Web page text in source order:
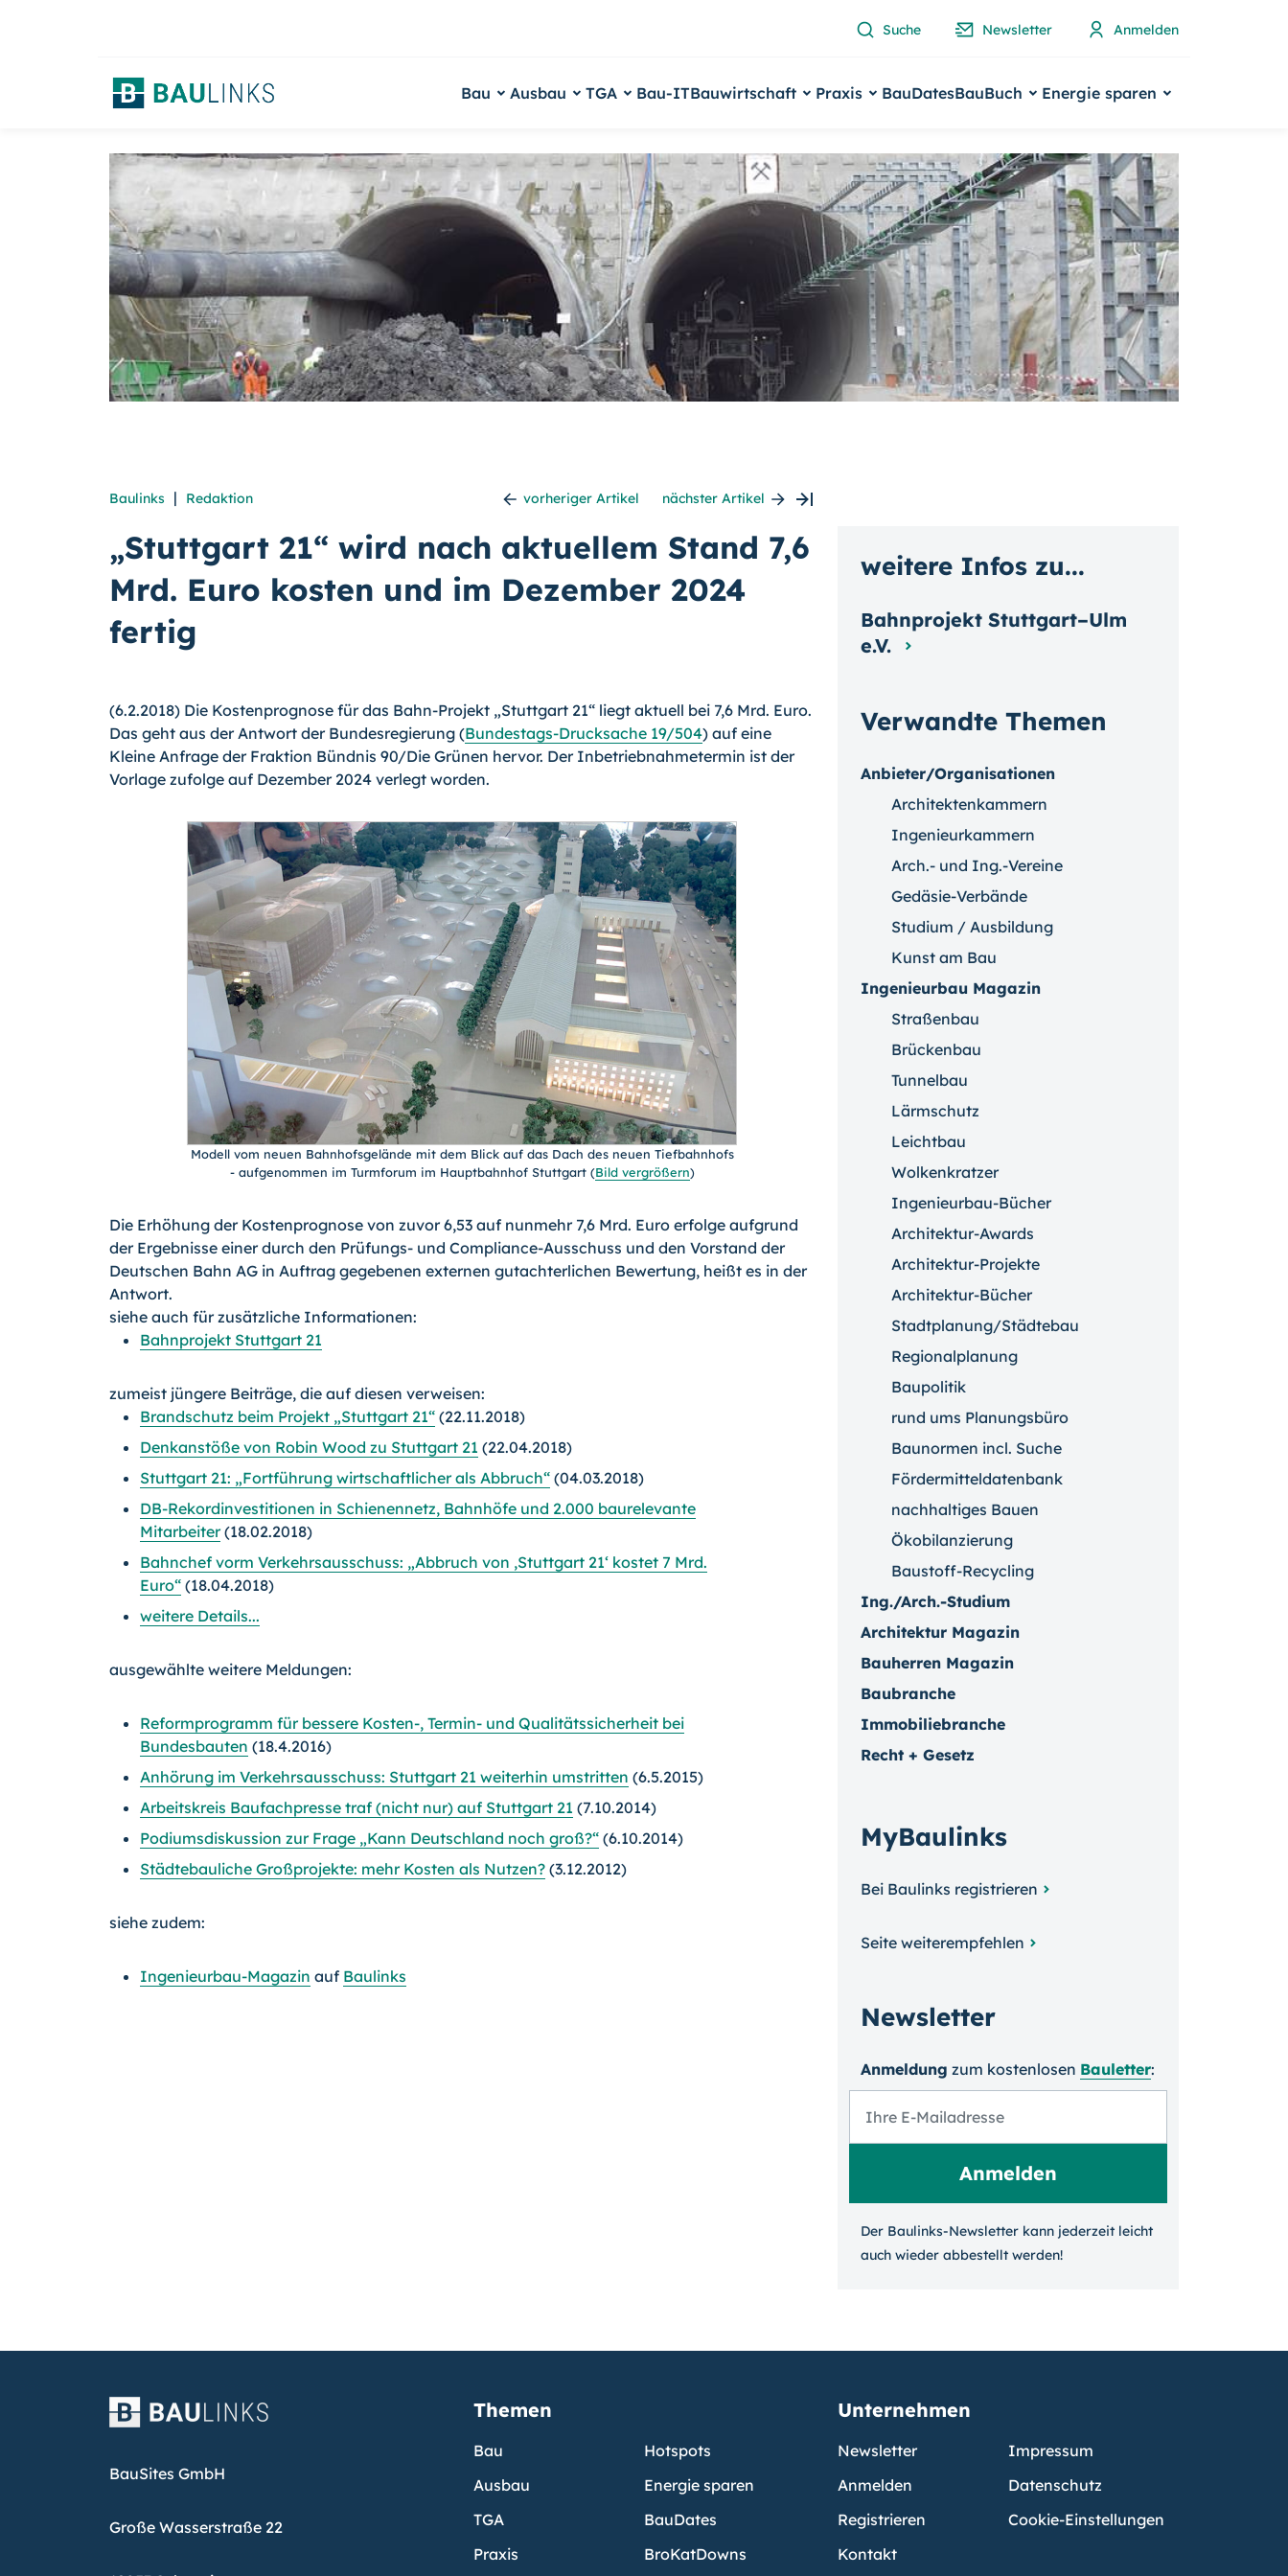
Suche Newsletter Anmelden
Bau Ausbau TGA Bau-ITBauwirtschaft Praxis BauDatesBauBuch Energie sparen
Baulinks | Redaktion vorheriger Artikel nächster Artikel
„Stuttgart 21“ wird nach aktuellem Stand 7,6
Mrd. Euro kosten und im Dezember 2024
fertig
(6.2.2018) Die Kostenprognose für das Bahn-Projekt „Stuttgart 21“ liegt aktuell bei 7,6 Mrd. Euro.
Das geht aus der Antwort der Bundesregierung (Bundestags-Drucksache 19/504) auf eine
Kleine Anfrage der Fraktion Bündnis 90/Die Grünen hervor. Der Inbetriebnahmetermin ist der
Vorlage zufolge auf Dezember 2024 verlegt worden.
Modell vom neuen Bahnhofsgelände mit dem Blick auf das Dach des neuen Tiefbahnhofs
- aufgenommen im Turmforum im Hauptbahnhof Stuttgart(Bild vergrößern)
Die Erhöhung der Kostenprognose von zuvor 6,53 auf nunmehr 7,6 Mrd. Euro erfolge aufgrund
der Ergebnisse einer durch den Prüfungs- und Compliance-Ausschuss und den Vorstand der
Deutschen Bahn AG in Auftrag gegebenen externen gutachterlichen Bewertung, heißt es in der
Antwort.
siehe auch für zusätzliche Informationen:
Bahnprojekt Stuttgart 21
zumeist jüngere Beiträge, die auf diesen verweisen:
Brandschutz beim Projekt „Stuttgart 21“ (22.11.2018)
Denkanstöße von Robin Wood zu Stuttgart 21 (22.04.2018)
Stuttgart 21: „Fortführung wirtschaftlicher als Abbruch“ (04.03.2018)
DB-Rekordinvestitionen in Schienennetz, Bahnhöfe und 2.000 baurelevante
Mitarbeiter(18.02.2018)
Bahnchef vorm Verkehrsausschuss: „Abbruch von ,Stuttgart 21‘ kostet 7 Mrd.
Euro“ (18.04.2018)
weitere Details...
ausgewählte weitere Meldungen:
Reformprogramm für bessere Kosten-, Termin- und Qualitätssicherheit bei
Bundesbauten (18.4.2016)
Anhörung im Verkehrsausschuss: Stuttgart 21 weiterhin umstritten (6.5.2015)
Arbeitskreis Baufachpresse traf (nicht nur) auf Stuttgart 21 (7.10.2014)
Podiumsdiskussion zur Frage „Kann Deutschland noch groß?“ (6.10.2014)
Städtebauliche Großprojekte: mehr Kosten als Nutzen? (3.12.2012)
siehe zudem:
Ingenieurbau-Magazin auf Baulinks
Verwandte Themen
Anbieter/Organisationen
Architektenkammern
Ingenieurkammern
Arch.- und Ing.-Vereine
Gedäsie-Verbände
Studium / Ausbildung
Kunst am Bau
Ingenieurbau Magazin
Straßenbau
Brückenbau
Tunnelbau
Lärmschutz
Leichtbau
Wolkenkratzer
Ingenieurbau-Bücher
Architektur-Awards
Architektur-Projekte
Architektur-Bücher
Stadtplanung/Städtebau
Regionalplanung
Baupolitik
rund ums Planungsbüro
Baunormen incl. Suche
Fördermitteldatenbank
nachhaltiges Bauen
Ökobilanzierung
Baustoff-Recycling
Ing./Arch.-Studium
Architektur Magazin
Bauherren Magazin
Baubranche
Immobiliebranche
Recht + Gesetz
MyBaulinks
Bei Baulinks registrieren
Seite weiterempfehlen
Newsletter
Anmeldung zum kosten­losen Bauletter:
Der Baulinks-Newsletter kann jeder­zeit leicht
auch wieder ab­bestellt werden!
weitere Infos zu...
Bahnprojekt Stuttgart–Ulm
e.V.
BauSites GmbH
Große Wasserstraße 22
Themen
Bau
Ausbau
TGA
Praxis
Hotspots
Energie sparen
BauDates
BroKatDowns
Unternehmen
Newsletter
Anmelden
Registrieren
Kontakt
Impressum
Datenschutz
Cookie-Einstellungen